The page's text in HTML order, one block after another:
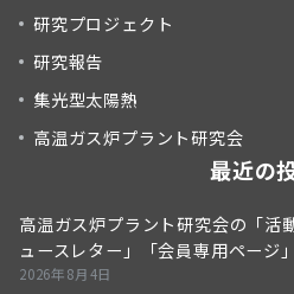
研究プロジェクト
研究報告
集光型太陽熱
高温ガス炉プラント研究会
最近の
高温ガス炉プラント研究会の「活
ュースレター」「会員専用ページ
2026年8月4日